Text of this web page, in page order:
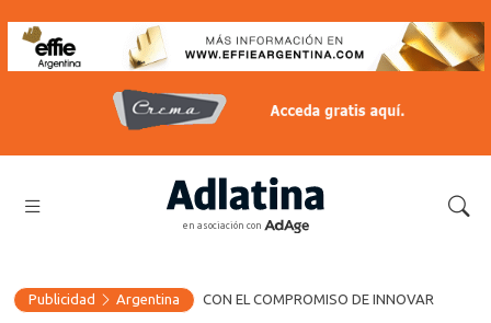
en asociación con
Publicidad Argentina CON EL COMPROMISO DE INNOVAR